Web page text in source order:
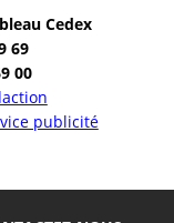
Cedex
69
00
publicité